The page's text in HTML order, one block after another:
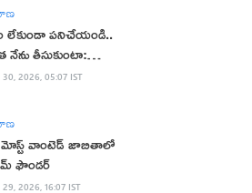
ప‌నిచేయండి..
నేను తీసుకుంటా:
చీఫ్
30, 2026, 05:07 IST
వాంటెడ్ జాబితాలో
ఫౌండర్
29, 2026, 16:07 IST